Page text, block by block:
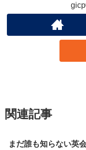
関連記事
まだ誰も知らない英